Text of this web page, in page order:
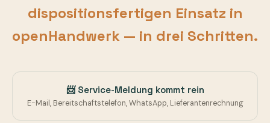
dispositionsfertigen Einsatz in
openHandwerk — in drei Schritten.
📨 Service-Meldung kommt rein
E-Mail, Bereitschaftstelefon, WhatsApp, Lieferantenrechnung